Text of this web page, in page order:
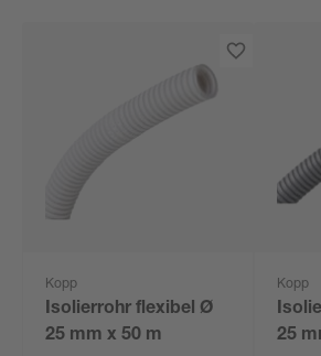
Kopp
Isolierrohr flexibel Ø
25 mm x 50 m
Kopp
25